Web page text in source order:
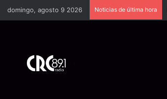
domingo, agosto 9 2026 Noticias de última hora